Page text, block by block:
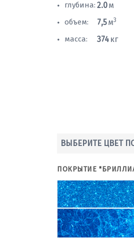
• глубина: 2.0м
• объем: 7,5м3
• масса: 374 кг
ВЫБЕРИТЕ ЦВЕТ
ПОКРЫТИЕ